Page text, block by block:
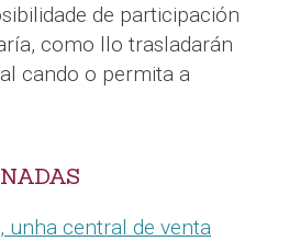
de participación
como llo trasladarán
cando o permita a
unha central de venta